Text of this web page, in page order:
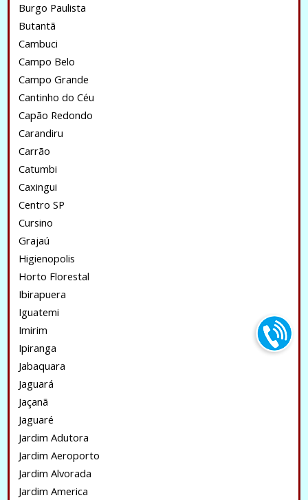
Burgo Paulista
Butantã
Cambuci
Campo Belo
Campo Grande
Cantinho do Céu
Capão Redondo
Carandiru
Carrão
Catumbi
Caxingui
Centro SP
Cursino
Grajaú
Higienopolis
Horto Florestal
Ibirapuera
Iguatemi
Imirim
Ipiranga
Jabaquara
Jaguará
Jaçanã
Jaguaré
Jardim Adutora
Jardim Aeroporto
Jardim Alvorada
Jardim America